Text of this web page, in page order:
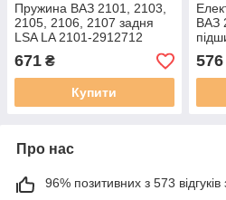
Пружина ВАЗ 2101, 2103,
2105, 2106, 2107 задня
LSA LA 2101-2912712
671 ₴
Купити
ВАЗ
576
Про нас
96% позитивних з 573 відгуків